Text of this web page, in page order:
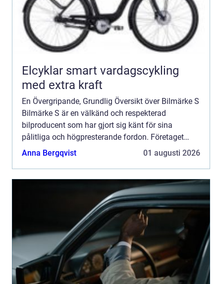
Elcyklar smart vardagscykling
med extra kraft
En Övergripande, Grundlig Översikt över Bilmärke S
Bilmärke S är en välkänd och respekterad
bilproducent som har gjort sig känt för sina
pålitliga och högpresterande fordon. Företaget
grundades för mer än 50 år sedan och har sedan
Anna Bergqvist 01 augusti 2026